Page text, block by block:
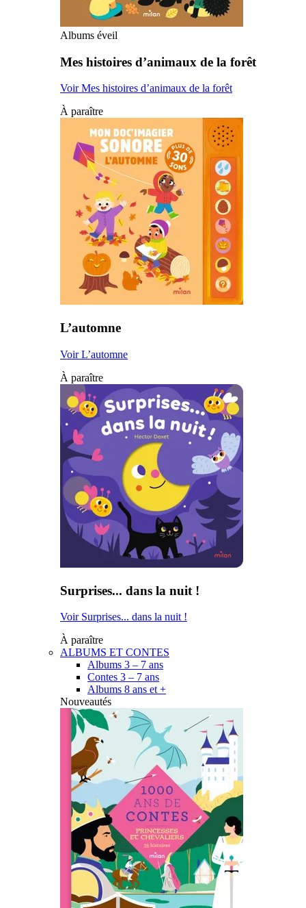
Albums éveil
Mes histoires d’animaux de la forêt
Voir Mes histoires d’animaux de la forêt
À paraître
L’automne
Voir L’automne
À paraître
Surprises... dans la nuit !
Voir Surprises... dans la nuit !
À paraître
ALBUMS ET CONTES
Albums 3 – 7 ans
Contes 3 – 7 ans
Albums 8 ans et +
Nouveautés